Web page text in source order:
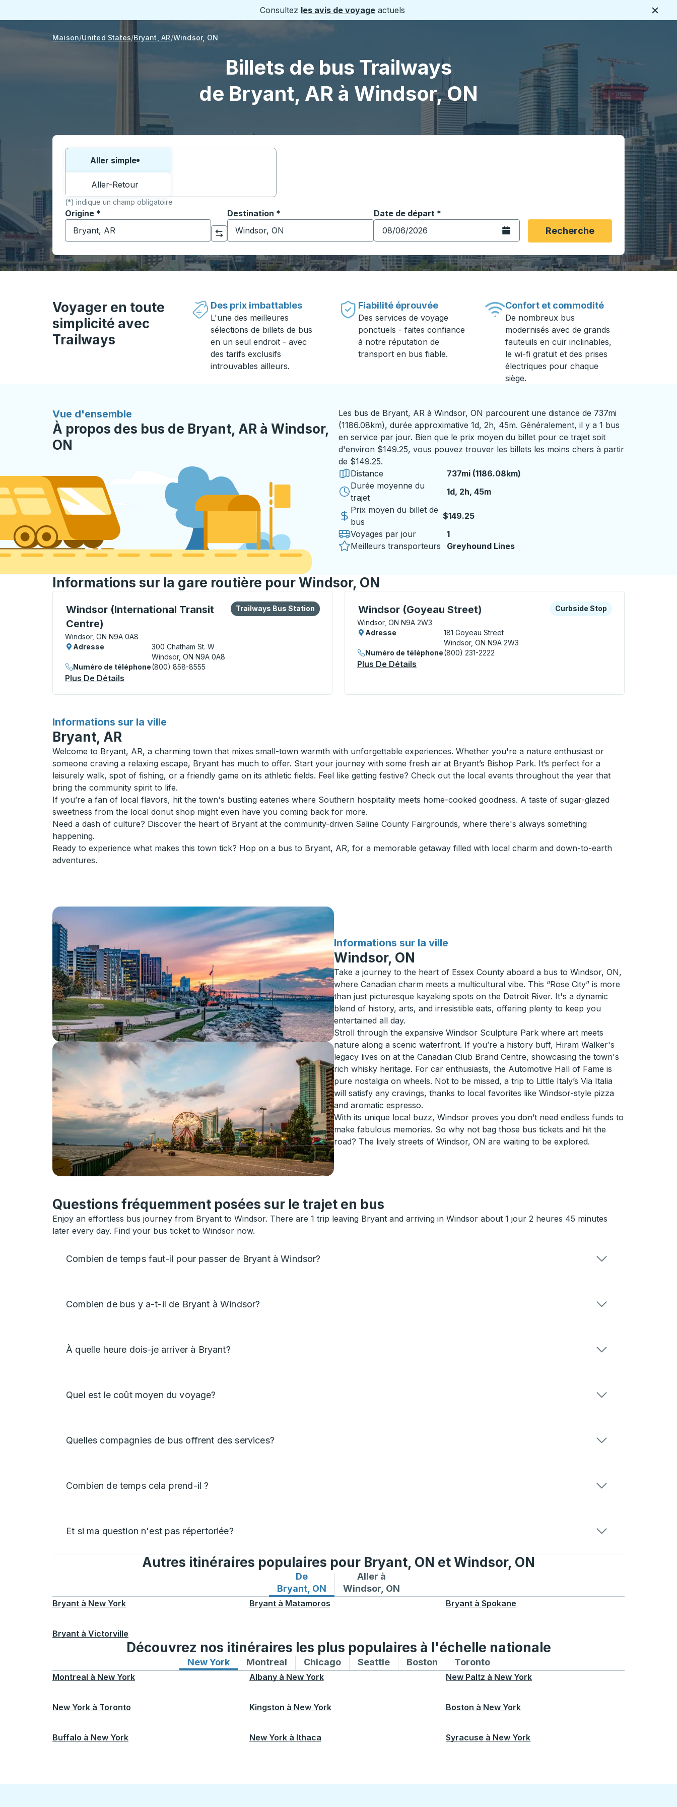
Consultez les avis de voyage actuels
Maison United States Bryant, AR Windsor, ON
Billets de bus Trailways
de Bryant, AR à Windsor, ON
Choisissez un sens ou un aller-retour:
Aller simple
Aller-Retour
(*) indique un champ obligatoire
Origine *
Commencez à saisir la ville d'origine pour ouvrir les options de localisation, puis utilisez les touches fléchées pour accéder à la ville d'origine souhaitée, puis
Cliquez pour changer vos sélections d'origine et de destination
Destination *
Commencez à saisir la ville de destination pour ouvrir les options de localisation, puis utilisez les touches fléchées
Date de départ *
Tapez la date au format date Barre oblique du mois à 2 chiffres Barre
Ouvrez le calendrier.Recherche
Voyager en toute
simplicité avec
Trailways
Des prix imbattables
L'une des meilleures
sélections de billets de bus
en un seul endroit - avec
des tarifs exclusifs
introuvables ailleurs.
Fiabilité éprouvée
Des services de voyage
ponctuels - faites confiance
à notre réputation de
transport en bus fiable.
Confort et commodité
De nombreux bus
modernisés avec de grands
fauteuils en cuir inclinables,
le wi-fi gratuit et des prises
électriques pour chaque
siège.
Vue d'ensemble
À propos des bus de Bryant, AR à Windsor,
ON
Les bus de Bryant, AR à Windsor, ON parcourent une distance de 737mi
(1186.08km), durée approximative 1d, 2h, 45m. Généralement, il y a 1 bus
en service par jour. Bien que le prix moyen du billet pour ce trajet soit
d'environ $149.25, vous pouvez trouver les billets les moins chers à partir
de $149.25.
Distance
737mi (1186.08km)
Durée moyenne du
trajet
1 jour 2 heures 45 minutes
1d, 2h, 45m
Prix moyen du billet de
bus
$149.25
Voyages par jour
1
Meilleurs transporteurs
Greyhound Lines
Informations sur la gare routière pour Windsor, ON
Windsor (International Transit
Centre)
Bus Station, utilisez les touches fléchées ou la touche Tab pour en savoir plus sur cette gare routière
Windsor, ON N9A 0A8
Bus Station
Trailways Bus Station
Adresse
300 Chatham St. W
Windsor, ON N9A 0A8
Numéro de téléphone(800) 858-8555
Plus De Détails
Windsor (Goyeau Street)
Curbside Stop, utilisez les touches fléchées ou la touche Tab pour en savoir plus
Windsor, ON N9A 2W3
Curbside Stop
Curbside Stop
Adresse
181 Goyeau Street
Windsor, ON N9A 2W3
Numéro de téléphone(800) 231-2222
Plus De Détails
Informations sur la ville
pour
Bryant, AR
Welcome to Bryant, AR, a charming town that mixes small-town warmth with unforgettable experiences. Whether you're a nature enthusiast or
someone craving a relaxing escape, Bryant has much to offer. Start your journey with some fresh air at Bryant’s Bishop Park. It’s perfect for a
leisurely walk, spot of fishing, or a friendly game on its athletic fields. Feel like getting festive? Check out the local events throughout the year that
bring the community spirit to life.
If you’re a fan of local flavors, hit the town's bustling eateries where Southern hospitality meets home-cooked goodness. A taste of sugar-glazed
sweetness from the local donut shop might even have you coming back for more.
Need a dash of culture? Discover the heart of Bryant at the community-driven Saline County Fairgrounds, where there's always something
happening.
Ready to experience what makes this town tick? Hop on a bus to Bryant, AR, for a memorable getaway filled with local charm and down-to-earth
adventures.
Informations sur la ville
pour
Windsor, ON
Take a journey to the heart of Essex County aboard a bus to Windsor, ON,
where Canadian charm meets a multicultural vibe. This “Rose City” is more
than just picturesque kayaking spots on the Detroit River. It's a dynamic
blend of history, arts, and irresistible eats, offering plenty to keep you
entertained all day.
Stroll through the expansive Windsor Sculpture Park where art meets
nature along a scenic waterfront. If you’re a history buff, Hiram Walker's
legacy lives on at the Canadian Club Brand Centre, showcasing the town's
rich whisky heritage. For car enthusiasts, the Automotive Hall of Fame is
pure nostalgia on wheels. Not to be missed, a trip to Little Italy’s Via Italia
will satisfy any cravings, thanks to local favorites like Windsor-style pizza
and aromatic espresso.
With its unique local buzz, Windsor proves you don’t need endless funds to
make fabulous memories. So why not bag those bus tickets and hit the
road? The lively streets of Windsor, ON are waiting to be explored.
Questions fréquemment posées sur le trajet en bus
Enjoy an effortless bus journey from Bryant to Windsor. There are 1 trip leaving Bryant and arriving in Windsor about 1 jour 2 heures 45 minutes
later every day. Find your bus ticket to Windsor now.
Combien de temps faut-il pour passer de Bryant à Windsor?
Combien de bus y a-t-il de Bryant à Windsor?
À quelle heure dois-je arriver à Bryant?
Quel est le coût moyen du voyage?
Quelles compagnies de bus offrent des services?
Combien de temps cela prend-il ?
Et si ma question n'est pas répertoriée?
Autres itinéraires populaires pour Bryant, ON et Windsor, ON
De
Bryant, ON
Itinéraires de bus depuis Bryant, ON
Aller à
Windsor, ON
Itinéraires de bus vers Windsor, ON
Bryant à New York Bryant à Matamoros Bryant à Spokane
Bryant à Victorville
Découvrez nos itinéraires les plus populaires à l'échelle nationale
New YorkItinéraires de bus vers et depuis New York
Montreal Itinéraires de bus vers et depuis Montreal
ChicagoItinéraires de bus vers et depuis Chicago
SeattleItinéraires de bus vers et depuis Seattle
Boston Itinéraires de bus vers et depuis Boston
TorontoItinéraires de bus vers et depuis Toronto
Montreal à New York Albany à New York New Paltz à New York
New York à Toronto Kingston à New York Boston à New York
Buffalo à New York New York à Ithaca Syracuse à New York